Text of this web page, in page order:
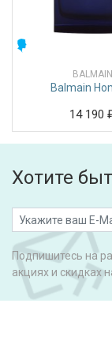
BALMAIN
Balmain
14 190
Хотите
Подпишитесь на
акциях и скидках